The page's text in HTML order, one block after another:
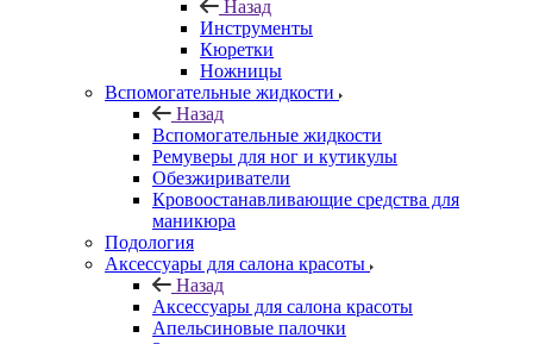
Назад
Инструменты
Кюретки
Ножницы
Вспомогательные жидкости
Назад
Вспомогательные жидкости
Ремуверы для ног и кутикулы
Обезжириватели
Кровоостанавливающие средства для
маникюра
Подология
Аксессуары для салона красоты
Назад
Аксессуары для салона красоты
Апельсиновые палочки